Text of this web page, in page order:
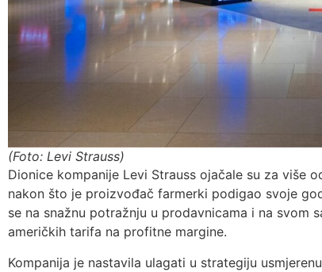
(Foto: Levi Strauss)
Dionice kompanije Levi Strauss ojačale su za više
nakon što je proizvođač farmerki podigao svoje
se na snažnu potražnju u prodavnicama i na svom
američkih tarifa na profitne margine.
Kompanija je nastavila ulagati u strategiju